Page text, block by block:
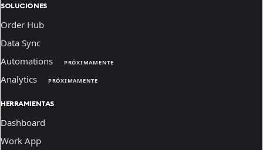
SOLUCIONES
Order Hub
Data Sync
Automations
PRÓXIMAMENTE
Analytics PRÓXIMAMENTE
HERRAMIENTAS
Dashboard
Work App